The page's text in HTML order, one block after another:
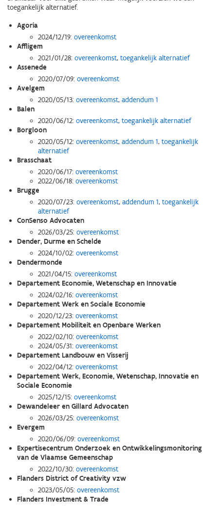
toegankelijk alternatief.
Agoria
2024/12/19: overeenkomst
Affligem
2021/01/28: overeenkomst, toegankelijk alternatief
Assenede
2020/07/09: overeenkomst
Avelgem
2020/05/13: overeenkomst, addendum 1
Balen
2020/06/12: overeenkomst, toegankelijk alternatief
Borgloon
2020/05/12: overeenkomst, addendum 1, toegankelijk
alternatief
Brasschaat
2020/06/17: overeenkomst
2022/06/18: overeenkomst
Brugge
2020/07/23: overeenkomst, addendum 1, toegankelijk
alternatief
ConSenso Advocaten
2026/03/25: overeenkomst
Dender, Durme en Schelde
2024/10/02: overeenkomst
Dendermonde
2021/04/15: overeenkomst
Departement Economie, Wetenschap en Innovatie
2024/02/16: overeenkomst
Departement Werk en Sociale Economie
2020/12/23: overeenkomst
Departement Mobiliteit en Openbare Werken
2022/02/10: overeenkomst
2024/05/31: overeenkomst
Departement Landbouw en Visserij
2022/04/12: overeenkomst
Departement Werk, Economie, Wetenschap, Innovatie en
Sociale Economie
2025/12/15: overeenkomst
Dewandeleer en Gillard Advocaten
2026/03/25: overeenkomst
Evergem
2020/06/09: overeenkomst
Expertisecentrum Onderzoek en Ontwikkelingsmonitoring
van de Vlaamse Gemeenschap
2022/10/30: overeenkomst
Flanders District of Creativity vzw
2023/05/05: overeenkomst
Flanders Investment & Trade